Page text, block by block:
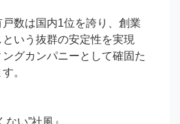
数は国内1位を誇り、創業
いう抜群の安定性を実現
グカンパニーとして確固た
。
ない”社風』